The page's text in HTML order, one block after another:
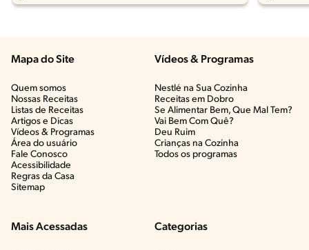
Mapa do Site
Quem somos
Nossas Receitas
Listas de Receitas​
Artigos e Dicas​
Vídeos & Programas​
Área do usuário
Fale Conosco
Acessibilidade
Regras da Casa
Sitemap
Vídeos & Programas​
Nestlé na Sua Cozinha
Receitas em Dobro
Se Alimentar Bem, Que Mal Tem?​
Vai Bem Com Quê?​
Deu Ruim​
Crianças na Cozinha​
Todos os programas
Mais Acessadas Categorias